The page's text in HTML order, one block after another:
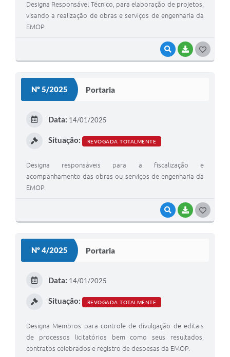
VISUALIZAR
BAIXAR
Designa Responsável Técnico, para elaboração de projetos,
visando a realização de obras e serviços de engenharia da
EMOP.
Nº 5/2025 Portaria
VISUALIZAR
BAIXAR
Data: 14/01/2025
Situação: REVOGADA TOTALMENTE
Designa responsáveis para a fiscalização e
acompanhamento das obras ou serviços de engenharia da
EMOP.
Nº 4/2025 Portaria
Data: 14/01/2025
Situação: REVOGADA TOTALMENTE
Designa Membros para controle de divulgação de editais
de processos licitatórios bem como seus resultados,
contratos celebrados e registro de despesas da EMOP.